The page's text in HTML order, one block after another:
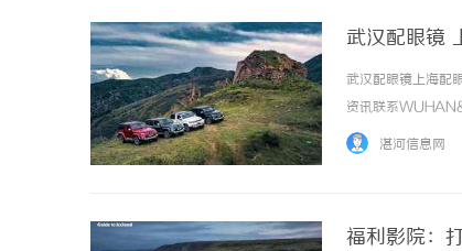
武汉配眼镜
武汉配眼镜上海配
资讯联系
品牌，现于武汉与
湛河信息网
福利影院：